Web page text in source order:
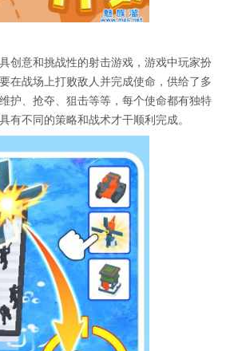
创意和挑战性的射击游戏，游戏中玩家扮
在战场上打败敌人并完成使命，供给了多
护、抢夺、狙击等等，每个使命都有独特
有不同的策略和战术才干顺利完成。